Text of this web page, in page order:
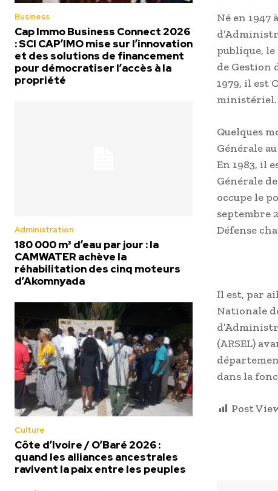
Business
Cap Immo Business Connect 2026
: SCI CAP’IMO mise sur l’innovation
et des solutions de financement
pour démocratiser l’accès à la
propriété
Administration
180 000 m³ d’eau par jour : la
CAMWATER achève la
réhabilitation des cinq moteurs
d’Akomnyada
Culture
Côte d’Ivoire / O’Baré 2026 :
quand les alliances ancestrales
ravivent la paix entre les peuples
Né en 1947
publique, le
de Gestion
1979, il est
ministériel.
Quelques
Générale
En 1983, il
Générale
occupe le
septembre
Défense
Il est, par
Nationale
(ARSEL)
dans la
Post